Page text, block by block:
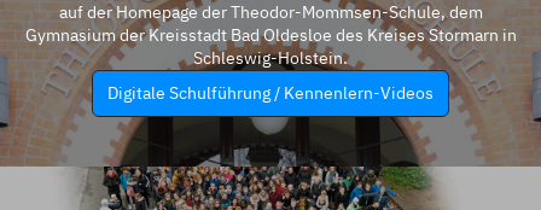
auf der Homepage der Theodor-Mommsen-Schule, dem
Gymnasium der Kreisstadt Bad Oldesloe des Kreises Stormarn in
Schleswig-Holstein.
Digitale Schulführung / Kennenlern-Videos